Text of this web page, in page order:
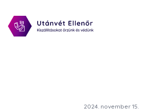
2024. november 15.